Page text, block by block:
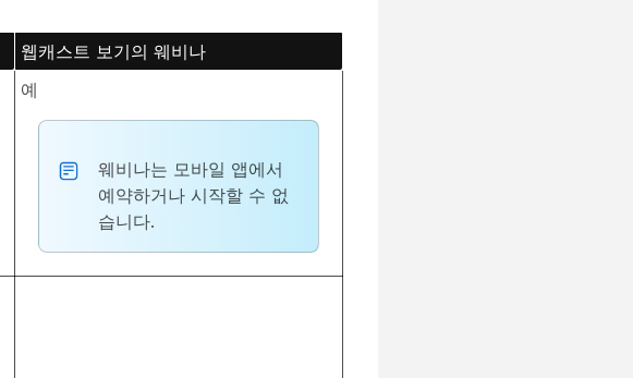
웹캐스트 보기의 웨비나
예
웨비나는 모바일 앱에서
예약하거나 시작할 수 없
습니다.